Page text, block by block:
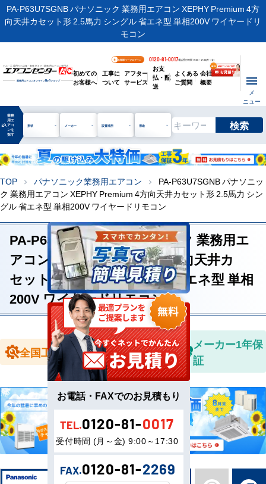
PA-P63U7SGNB パナソニック 業務用エアコン XEPHY Premium 4方
向天井カセット形 2.5馬力 シングル 省エネ型 単相200V ワイヤードリ
モコン
ビル・工場用から店舗・事務所まで | 業務用エアコン専門店
業務用エアコンオンラインNo.1ショップ
お客様ページログイン 0120-81-0017電話受付時間 / 9:00～17:30(月～金)
初めての
お客様へ
工事に
ついて
アフター
サービス
お支
払・配
送
よくある
ご質問
会社
概要
メ
ニュー
manage_search
業務
用エ
アコ
ンを
探す
形状 メーカー 設置場所 用途 検索
TOP chevron_right パナソニック業務用エアコン chevron_right
PA-P63U7SGNB パナソニッ
ク 業務用エアコン XEPHY Premium 4方向天井カセット形 2.5馬力 シン
グル 省エネ型 単相200V ワイヤードリモコン
PA-P63U7SGNB パナソニック 業務用エ
アコン XEPHY Premium 4方向天井カ
セット形 2.5馬力 シングル 省エネ型 単相
200V ワイヤードリモコン
全国工事対応
全国送料無
料
メーカー1年保
証
お電話・FAXでのお見積もり
TEL.0120-81-0017
受付時間 (月～金) 9:00～17:30
FAX.0120-81-2269